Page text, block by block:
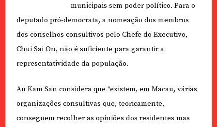
municipais sem poder político. Para o
deputado pró-democrata, a nomeação dos membros
dos conselhos consultivos pelo Chefe do Executivo,
Chui Sai On, não é suficiente para garantir a
representatividade da população.
Au Kam San considera que “existem, em Macau, várias
organizações consultivas que, teoricamente,
conseguem recolher as opiniões dos residentes mas